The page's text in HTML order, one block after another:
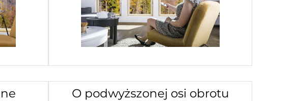
O podwyższonej osi obrotu